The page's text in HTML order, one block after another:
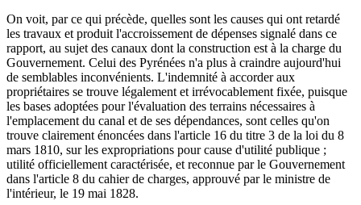
On voit, par ce qui précède, quelles sont les causes qui ont retardé
les travaux et produit l'accroissement de dépenses signalé dans ce
rapport, au sujet des canaux dont la construction est à la charge du
Gouvernement. Celui des Pyrénées n'a plus à craindre aujourd'hui
de semblables inconvénients. L'indemnité à accorder aux
propriétaires se trouve légalement et irrévocablement fixée, puisque
les bases adoptées pour l'évaluation des terrains nécessaires à
l'emplacement du canal et de ses dépendances, sont celles qu'on
trouve clairement énoncées dans l'article 16 du titre 3 de la loi du 8
mars 1810, sur les expropriations pour cause d'utilité publique ;
utilité officiellement caractérisée, et reconnue par le Gouvernement
dans l'article 8 du cahier de charges, approuvé par le ministre de
l'intérieur, le 19 mai 1828.